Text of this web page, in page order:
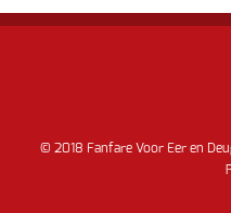
© 2018 Fanfare Voor Eer en